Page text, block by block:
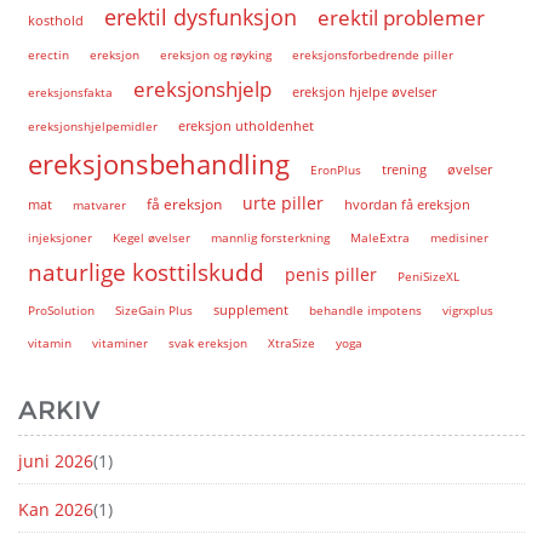
kosthold erektil dysfunksjon erektil problemer
erectin ereksjon ereksjon og røyking ereksjonsforbedrende piller
ereksjonsfakta ereksjonshjelp ereksjon hjelpe øvelser
ereksjonshjelpemidler ereksjon utholdenhet
ereksjonsbehandling EronPlus trening øvelser
mat matvarer få ereksjon urte piller hvordan få ereksjon
injeksjoner Kegel øvelser mannlig forsterkning MaleExtra medisiner
naturlige kosttilskudd penis piller
PeniSizeXL
ProSolution
SizeGain Plus supplement behandle impotens
vigrxplus
vitamin
vitaminer svak ereksjon XtraSize yoga
ARKIV
juni 2026(1)
Kan 2026(1)